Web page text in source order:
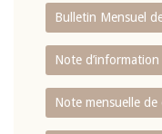
Bulletin Mensuel
Note d’information
Note mensuelle